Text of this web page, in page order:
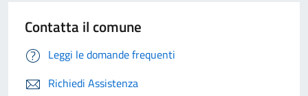
Contatta il comune
Leggi le domande frequenti
Richiedi Assistenza